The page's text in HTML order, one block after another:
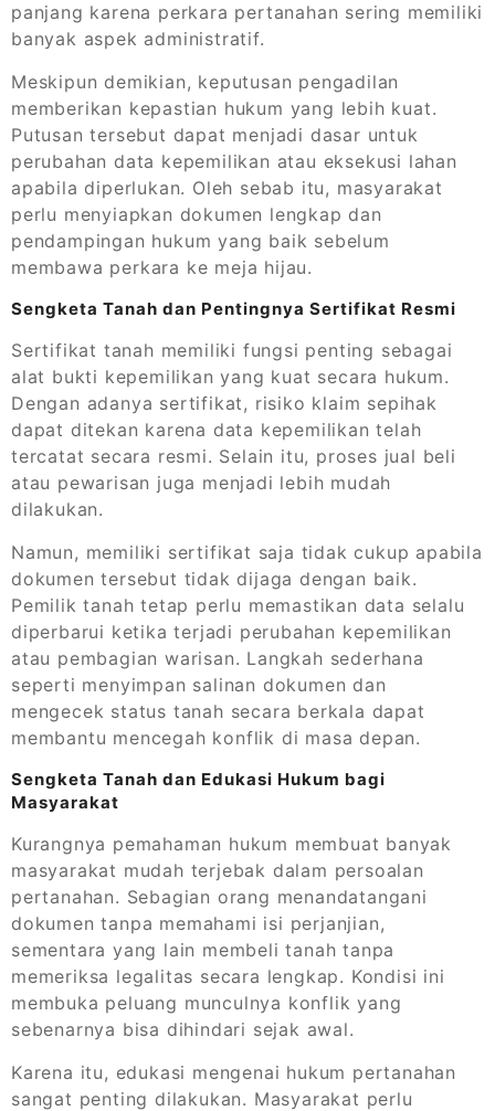
panjang karena perkara pertanahan sering memiliki
banyak aspek administratif.
Meskipun demikian, keputusan pengadilan
memberikan kepastian hukum yang lebih kuat.
Putusan tersebut dapat menjadi dasar untuk
perubahan data kepemilikan atau eksekusi lahan
apabila diperlukan. Oleh sebab itu, masyarakat
perlu menyiapkan dokumen lengkap dan
pendampingan hukum yang baik sebelum
membawa perkara ke meja hijau.
Sengketa Tanah dan Pentingnya Sertifikat Resmi
Sertifikat tanah memiliki fungsi penting sebagai
alat bukti kepemilikan yang kuat secara hukum.
Dengan adanya sertifikat, risiko klaim sepihak
dapat ditekan karena data kepemilikan telah
tercatat secara resmi. Selain itu, proses jual beli
atau pewarisan juga menjadi lebih mudah
dilakukan.
Namun, memiliki sertifikat saja tidak cukup apabila
dokumen tersebut tidak dijaga dengan baik.
Pemilik tanah tetap perlu memastikan data selalu
diperbarui ketika terjadi perubahan kepemilikan
atau pembagian warisan. Langkah sederhana
seperti menyimpan salinan dokumen dan
mengecek status tanah secara berkala dapat
membantu mencegah konflik di masa depan.
Sengketa Tanah dan Edukasi Hukum bagi
Masyarakat
Kurangnya pemahaman hukum membuat banyak
masyarakat mudah terjebak dalam persoalan
pertanahan. Sebagian orang menandatangani
dokumen tanpa memahami isi perjanjian,
sementara yang lain membeli tanah tanpa
memeriksa legalitas secara lengkap. Kondisi ini
membuka peluang munculnya konflik yang
sebenarnya bisa dihindari sejak awal.
Karena itu, edukasi mengenai hukum pertanahan
sangat penting dilakukan. Masyarakat perlu